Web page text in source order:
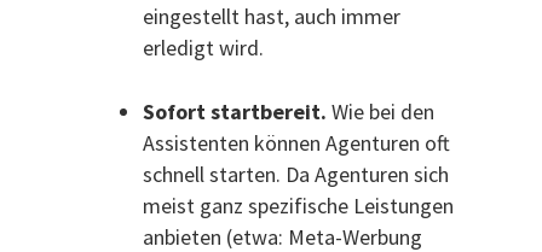
eingestellt hast, auch immer
erledigt wird.
Sofort startbereit. Wie bei den
Assistenten können Agenturen oft
schnell starten. Da Agenturen sich
meist ganz spezifische Leistungen
anbieten (etwa: Meta-Werbung